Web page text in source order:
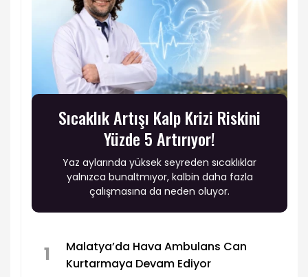
Sıcaklık Artışı Kalp Krizi Riskini
Yüzde 5 Artırıyor!
Yaz aylarında yüksek seyreden sıcaklıklar
yalnızca bunaltmıyor, kalbin daha fazla
çalışmasına da neden oluyor.
1
Malatya’da Hava Ambulans Can
Kurtarmaya Devam Ediyor